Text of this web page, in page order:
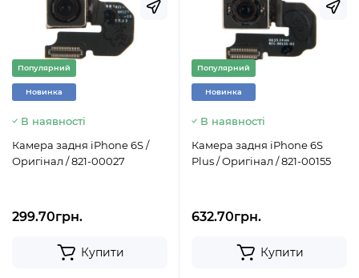
Популярний
Новинка
В наявності
Камера задня iPhone 6S /
Оригінал / 821-00027
299.70грн.
Купити
Популярний
Новинка
В наявності
Камера задня iPhone 6S
Plus / Оригінал / 821-00155
632.70грн.
Купити